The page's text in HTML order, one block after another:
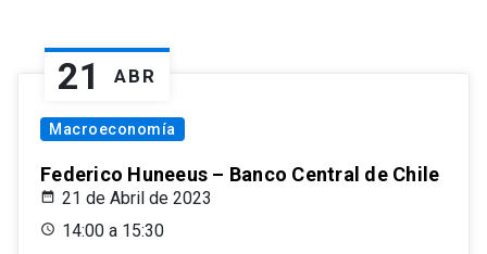
21 ABR
Macroeconomía
Federico Huneeus – Banco Central de Chile
21 de Abril de 2023
14:00 a 15:30